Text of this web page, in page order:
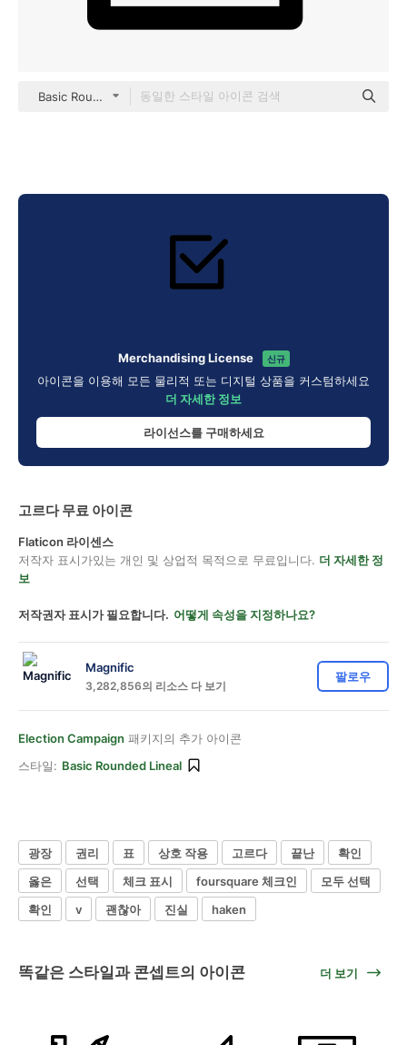
Basic Rounded Lineal
Merchandising License 신규
아이콘을 이용해 모든 물리적 또는 디지털 상품을 커스텀하세요
더 자세한 정보
라이선스를 구매하세요
고르다 무료 아이콘
Flaticon 라이센스
저작자 표시가있는 개인 및 상업적 목적으로 무료입니다. 더 자세한 정
보
저작권자 표시가 필요합니다. 어떻게 속성을 지정하나요?
Magnific
3,282,856의 리소스 다 보기
팔로우
Election Campaign 패키지의 추가 아이콘
스타일: Basic Rounded Lineal
광장 권리 표 상호 작용 고르다 끝난
확인
옳은
선택 체크 표시 foursquare 체크인
모두 선택
확인
v 괜찮아 진실 haken
똑같은 스타일과 콘셉트의 아이콘 더 보기